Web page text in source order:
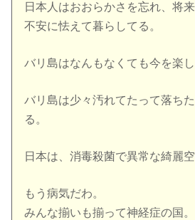
日本人はおおらかさを忘れ、将
不安に怯えて暮らしてる。
バリ島はなんもなくても今を楽し
バリ島は少々汚れてたって落ち
る。
日本は、消毒殺菌で異常な綺麗
もう病気だわ。
みんな揃いも揃って神経症の国。